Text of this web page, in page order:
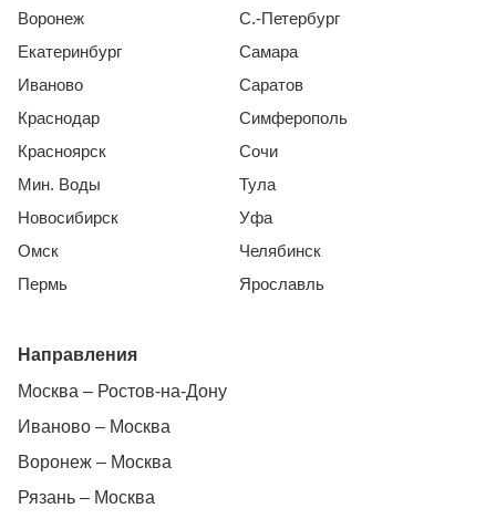
Воронеж
Екатеринбург
Иваново
Краснодар
Красноярск
Мин. Воды
Новосибирск
Омск
Пермь
С.-Петербург
Самара
Саратов
Симферополь
Сочи
Тула
Уфа
Челябинск
Ярославль
Направления
Москва – Ростов-на-Дону
Иваново – Москва
Воронеж – Москва
Рязань – Москва